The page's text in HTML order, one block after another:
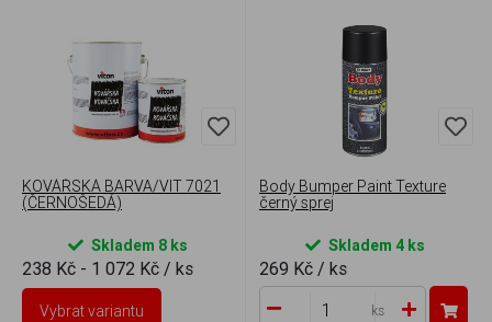
KOVÁŘSKÁ BARVA/VIT 7021
(ČERNOŠEDÁ)
Skladem 8 ks
238 Kč - 1 072 Kč / ks
Vybrat variantu
Body Bumper Paint Texture
černý sprej
Skladem 4 ks
269 Kč / ks
ks